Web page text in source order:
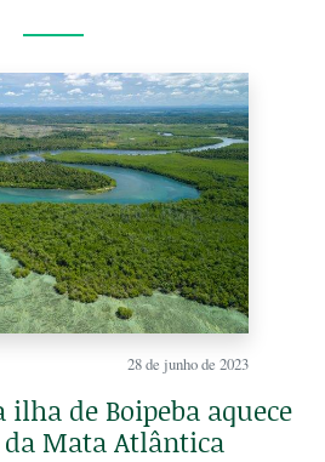
28 de junho de 2023
de Boipeba aquece
da Mata Atlântica